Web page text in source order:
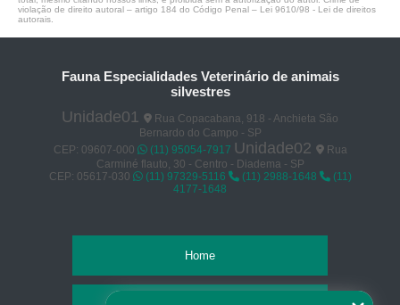
violação de direito autoral – artigo 184 do Código Penal – Lei 9610/98 - Lei de direitos
autorais
Fauna Especialidades Veterinário de animais
silvestres
Unidade01
Rua Copacabana, 918 - Anchieta São
Bernardo do Campo - SP
CEP: 09607-000
(11) 95054-7917 Unidade02
Rua
Carminé flauto, 30 - Centro - Diadema - SP
CEP: 05617-030
(11) 97329-5116 (11) 2988-1648
(11)
4177-1648
Home